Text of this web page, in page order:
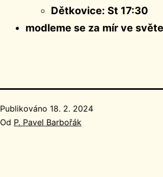
Dětkovice: St 17:30
modleme se za mír ve
Publikováno 18. 2. 2024
Od P. Pavel Barbořák